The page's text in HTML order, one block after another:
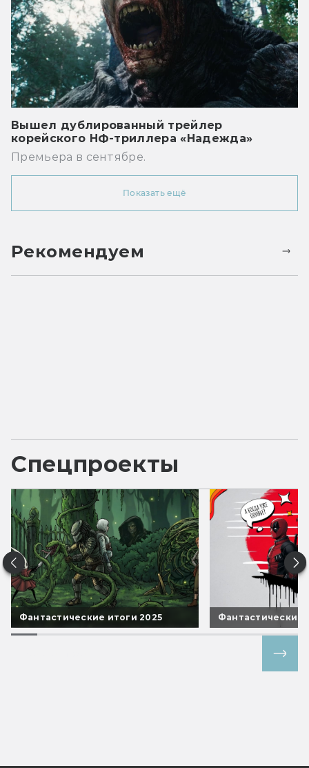
Вышел дублированный трейлер
корейского НФ-триллера «Надежда»
Премьера в сентябре.
Показать ещё
Рекомендуем
Спецпроекты
Фантастические итоги 2025 Фантастические